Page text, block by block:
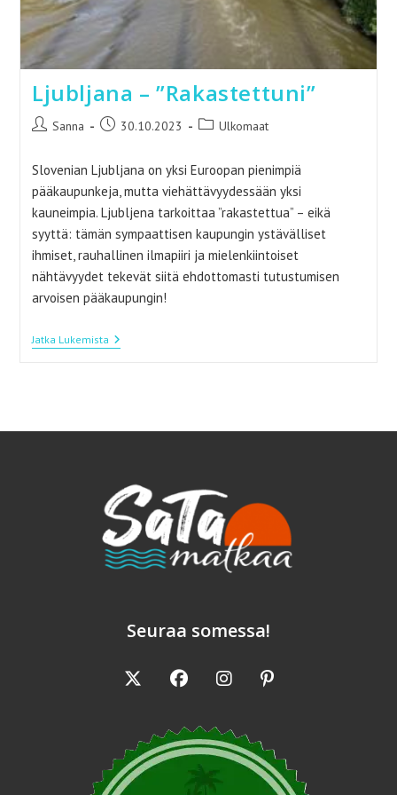
Ljubljana – ”Rakastettuni”
Artikkelin
Sanna
Artikkeli30.10.2023
Artikkelin
Ulkomaat
Slovenian Ljubljana on yksi Euroopan pienimpiä
pääkaupunkeja, mutta viehättävyydessään yksi
kauneimpia. Ljubljena tarkoittaa ”rakastettua” – eikä
syyttä: tämän sympaattisen kaupungin ystävälliset
ihmiset, rauhallinen ilmapiiri ja mielenkiintoiset
nähtävyydet tekevät siitä ehdottomasti tutustumisen
arvoisen pääkaupungin!
Jatka LukemistaLjubljana
–
Seuraa somessa!